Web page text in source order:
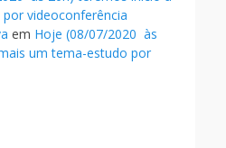
videoconferência
em Hoje (08/07/2020 às
um tema-estudo por